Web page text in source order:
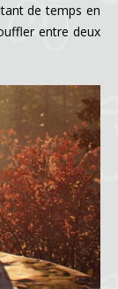
de temps en
entre deux